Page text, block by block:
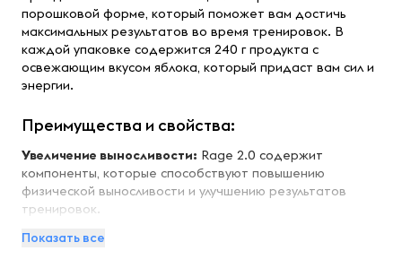
порошковой форме, который поможет вам достичь
максимальных результатов во время тренировок. В
каждой упаковке содержится 240 г продукта с
освежающим вкусом яблока, который придаст вам сил и
энергии.
Преимущества и свойства:
Увеличение выносливости: Rage 2.0 содержит
компоненты, которые способствуют повышению
физической выносливости и улучшению результатов
тренировок.
кофеин и другие энергетические ингредиенты, которые
Показать все